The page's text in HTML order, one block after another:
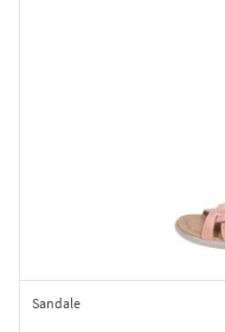
Sandale